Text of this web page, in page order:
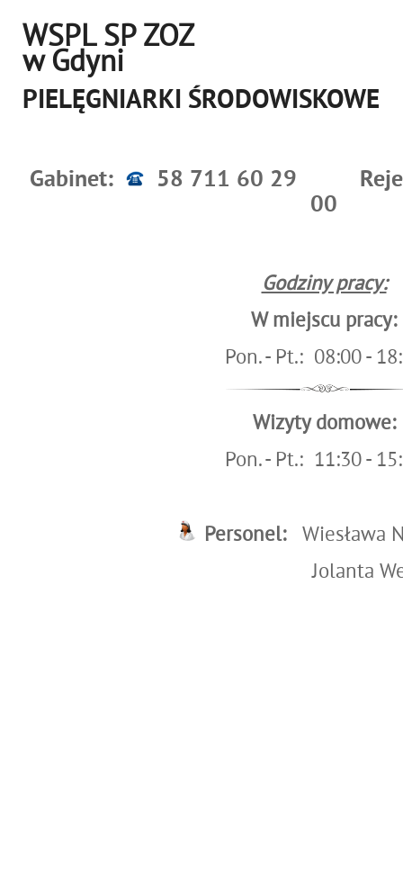
WSPL SP ZOZ
w Gdyni
PIELĘGNIARKI ŚRODOWISKOWE
Gabinet: 58 711 60 29
00
Godziny pracy:
W miejscu pracy:
Pon. - Pt.: 08:00 -
Wizyty domowe:
Pon. - Pt.: 11:30 -
Personel:Wiesława
Jolanta